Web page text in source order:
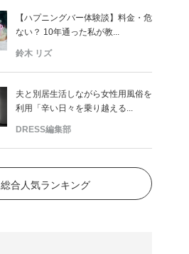
【ハプニングバー体験談】料金・危
ない？ 10年通った私が教...
鈴木 リズ
夫と別居生活しながら女性用風俗を
利用「辛い日々を乗り越える...
DRESS編集部
総合人気ランキング